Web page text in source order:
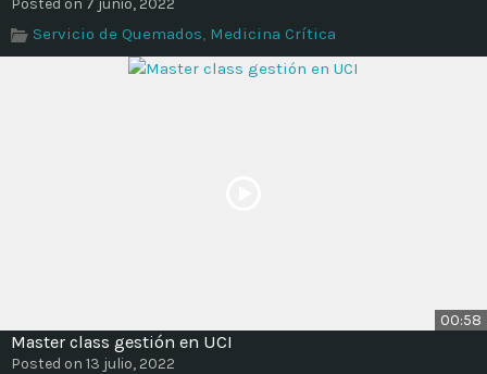
Servicio de Quemados, Medicina Crítica
00:58
Master class gestión en UCI
Posted on 13 julio, 2022